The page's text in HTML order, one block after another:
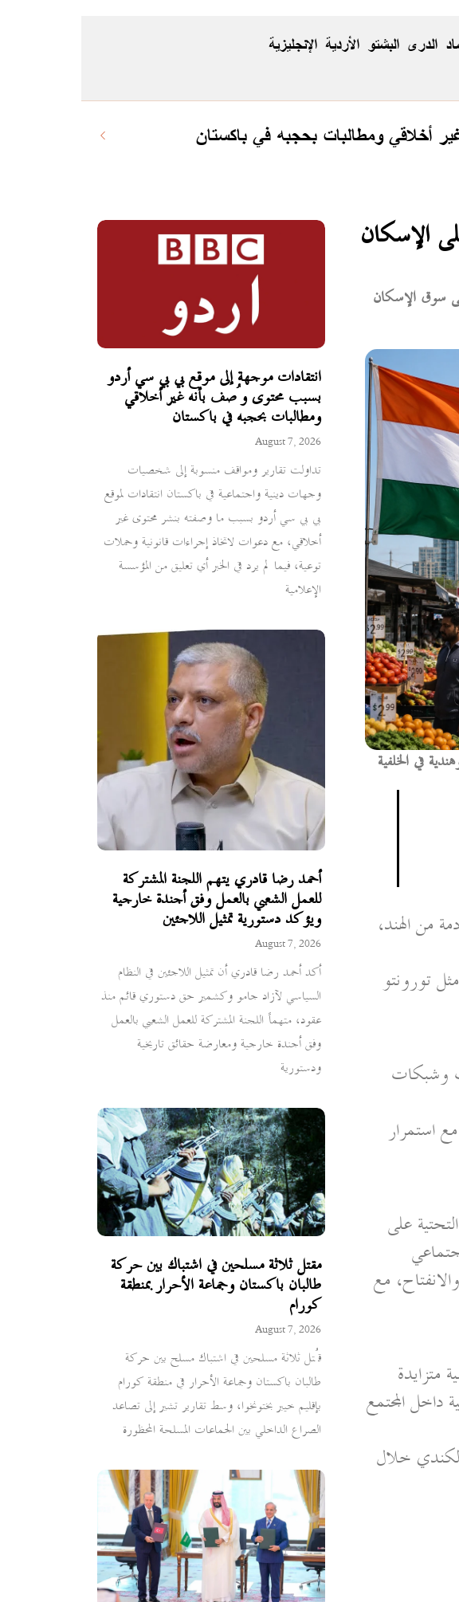
الإنجليزية الأردية البشتو الدری
ومطالبات بحجبه في باكستان
انتقادات موجهة إلى موقع بي بي سي أردو
بسبب محتوى وُصف بأنه غير أخلاقي
ومطالبات بحجبه في باكستان
August 7, 2026
تداولت تقارير ومواقف منسوبة إلى شخصيات
وجهات دينية واجتماعية في باكستان انتقادات لموقع
بي بي سي أردو بسبب ما وصفته بنشر محتوى غير
أخلاقي، مع دعوات لاتخاذ إجراءات قانونية وحملات
توعية، فيما لم يرد في الخبر أي تعليق من المؤسسة
الإعلامية
أحمد رضا قادري يتهم اللجنة المشتركة
للعمل الشعبي بالعمل وفق أجندة خارجية
ويؤكد دستورية تمثيل اللاجئين
August 7, 2026
أكد أحمد رضا قادري أن تمثيل اللاجئين في النظام
السياسي لآزاد جامو وكشمير حق دستوري قائم منذ
عقود، متهماً اللجنة المشتركة للعمل الشعبي بالعمل
وفق أجندة خارجية ومعارضة حقائق تاريخية
ودستورية
مقتل ثلاثة مسلحين في اشتباك بين حركة
طالبان باكستان وجماعة الأحرار بمنطقة
كورام
August 7, 2026
قُتل ثلاثة مسلحين في اشتباك مسلح بين حركة
طالبان باكستان وجماعة الأحرار في منطقة كورام
بإقليم خيبر بختونخوا، وسط تقارير تشير إلى تصاعد
الصراع الداخلي بين الجماعات المسلحة المحظورة
الإسكان
سوق الإسكان
في الخلفية
من الهند،
تورونتو
وشبكات
استمرار
على
مع
متزايدة
داخل المجتمع
خلال